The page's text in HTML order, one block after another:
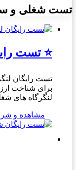
تست شغلی و
⭐ تست
برای شناخت
لنگرگاه های
مشاهده و